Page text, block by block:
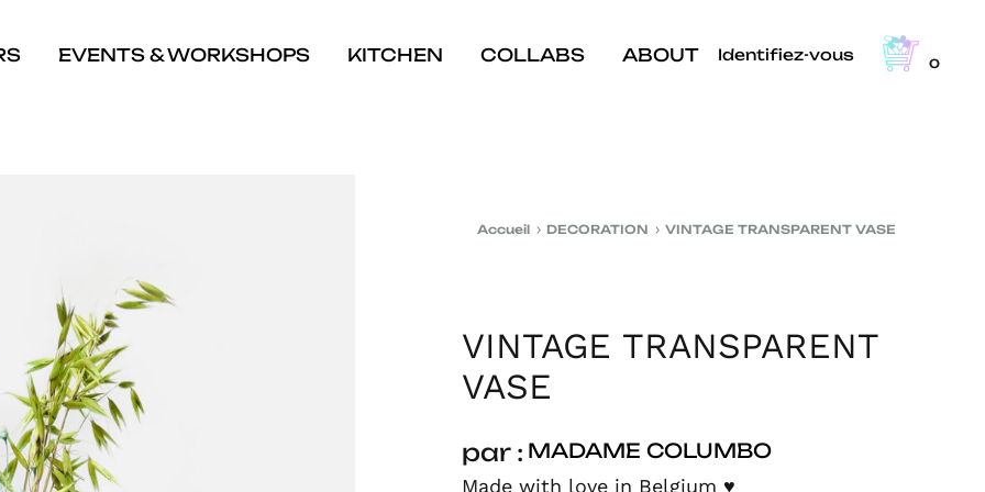
EVENTS & WORKSHOPS KITCHEN COLLABS ABOUT Identifiez-vous 0
Accueil DECORATION VINTAGE TRANSPARENT VASE
VINTAGE TRANSPARENT
VASE
par : MADAME COLUMBO
Made with love in Belgium ♥